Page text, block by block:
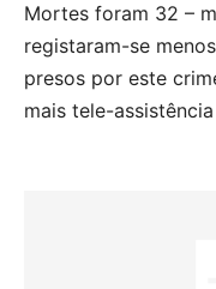
Mortes foram 32 –
registaram-se
presos por este
mais tele-